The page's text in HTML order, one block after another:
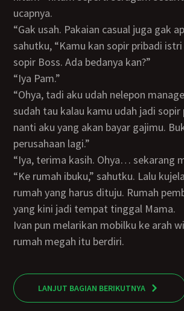
ucapnya.
“Gak usah. Pakaian casual juga gak apa - apa,”
sahutku, “Kamu kan sopir pribadi
sopir Boss. Ada bedanya kan?”
“Iya Pam.”
“Ohya, tadi aku udah nelepon manager HRD. Dia
sudah tau kalau kamu udah jadi
nanti aku yang akan bayar gajimu.
perusahaan lagi.”
“Iya, terima kasih. Ohya… sekarang
“Ke rumah ibuku,” sahutku. Lalu kujelaskan alamat
rumah yang harus dituju. Rumah
yang kini jadi tempat tinggal Mama.
Ivan pun melarikan mobilku ke arah wilayah di mana
rumah megah itu berdiri.
LANJUT BAGIAN BERIKUTNYA